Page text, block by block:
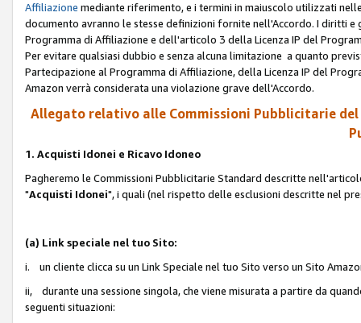
Affiliazione mediante riferimento, e i termini in maiuscolo utilizzati
documento avranno le stesse definizioni fornite nell'Accordo. I diritti
Programma di Affiliazione e dell'articolo 3 della Licenza IP del
Per evitare qualsiasi dubbio e senza alcuna limitazione a quanto
Partecipazione al Programma di Affiliazione, della Licenza IP del
Amazon verrà considerata una violazione grave dell'Accordo.
Allegato relativo alle Commissioni Pubblicitarie
1. Acquisti Idonei e Ricavo Idoneo
Pagheremo le Commissioni Pubblicitarie Standard descritte
"Acquisti Idonei", i quali (nel rispetto delle esclusioni descritte nel
(a) Link speciale nel tuo Sito:
i. un cliente clicca su un Link Speciale nel tuo Sito verso un Sito
ii, durante una sessione singola, che viene misurata a partire da
seguenti situazioni: